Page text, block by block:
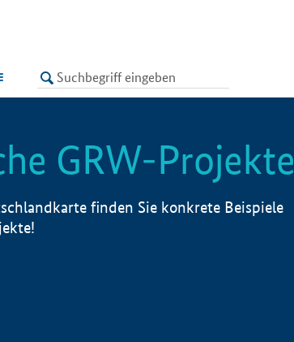
LISTE
GRW-Projekte
finden Sie konkrete Beispiele